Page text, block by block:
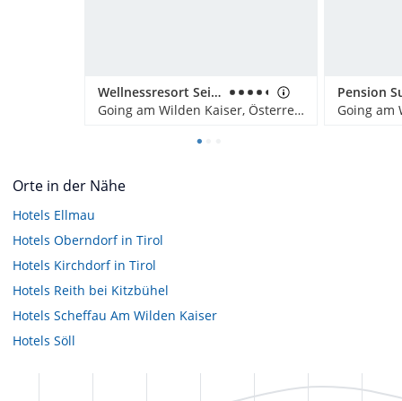
Wellnessresort Seiwald
Going am Wilden Kaiser, Österreich
Pension
Orte in der Nähe
Hotels Ellmau
Hotels Oberndorf in Tirol
Hotels Kirchdorf in Tirol
Hotels Reith bei Kitzbühel
Hotels Scheffau Am Wilden Kaiser
Hotels Söll